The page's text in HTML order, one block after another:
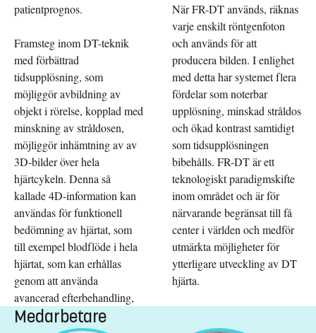
patientprognos.
Framsteg inom DT-teknik
med förbättrad
tidsupplösning, som
möjliggör avbildning av
objekt i rörelse, kopplad med
minskning av stråldosen,
möjliggör inhämtning av av
3D-bilder över hela
hjärtcykeln. Denna så
kallade 4D-information kan
användas för funktionell
bedömning av hjärtat, som
till exempel blodflöde i hela
hjärtat, som kan erhållas
genom att använda
avancerad efterbehandling,
När FR-DT används, räknas
varje enskilt röntgenfoton
och används för att
producera bilden. I enlighet
med detta har systemet flera
fördelar som noterbar
upplösning, minskad stråldos
och ökad kontrast samtidigt
som tidsupplösningen
bibehålls. FR-DT är ett
teknologiskt paradigmskifte
inom området och är för
närvarande begränsat till få
center i världen och medför
utmärkta möjligheter för
ytterligare utveckling av DT
hjärta.
Medarbetare